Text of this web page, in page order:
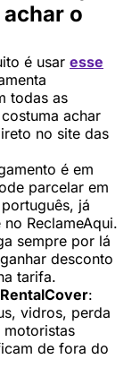
o
é usar esse
todas as
achar
no site das
é em
parcelar em
já
ReclameAqui.
sempre por lá
desconto
tarifa.
RentalCover:
vidros, perda
motoristas
de fora do